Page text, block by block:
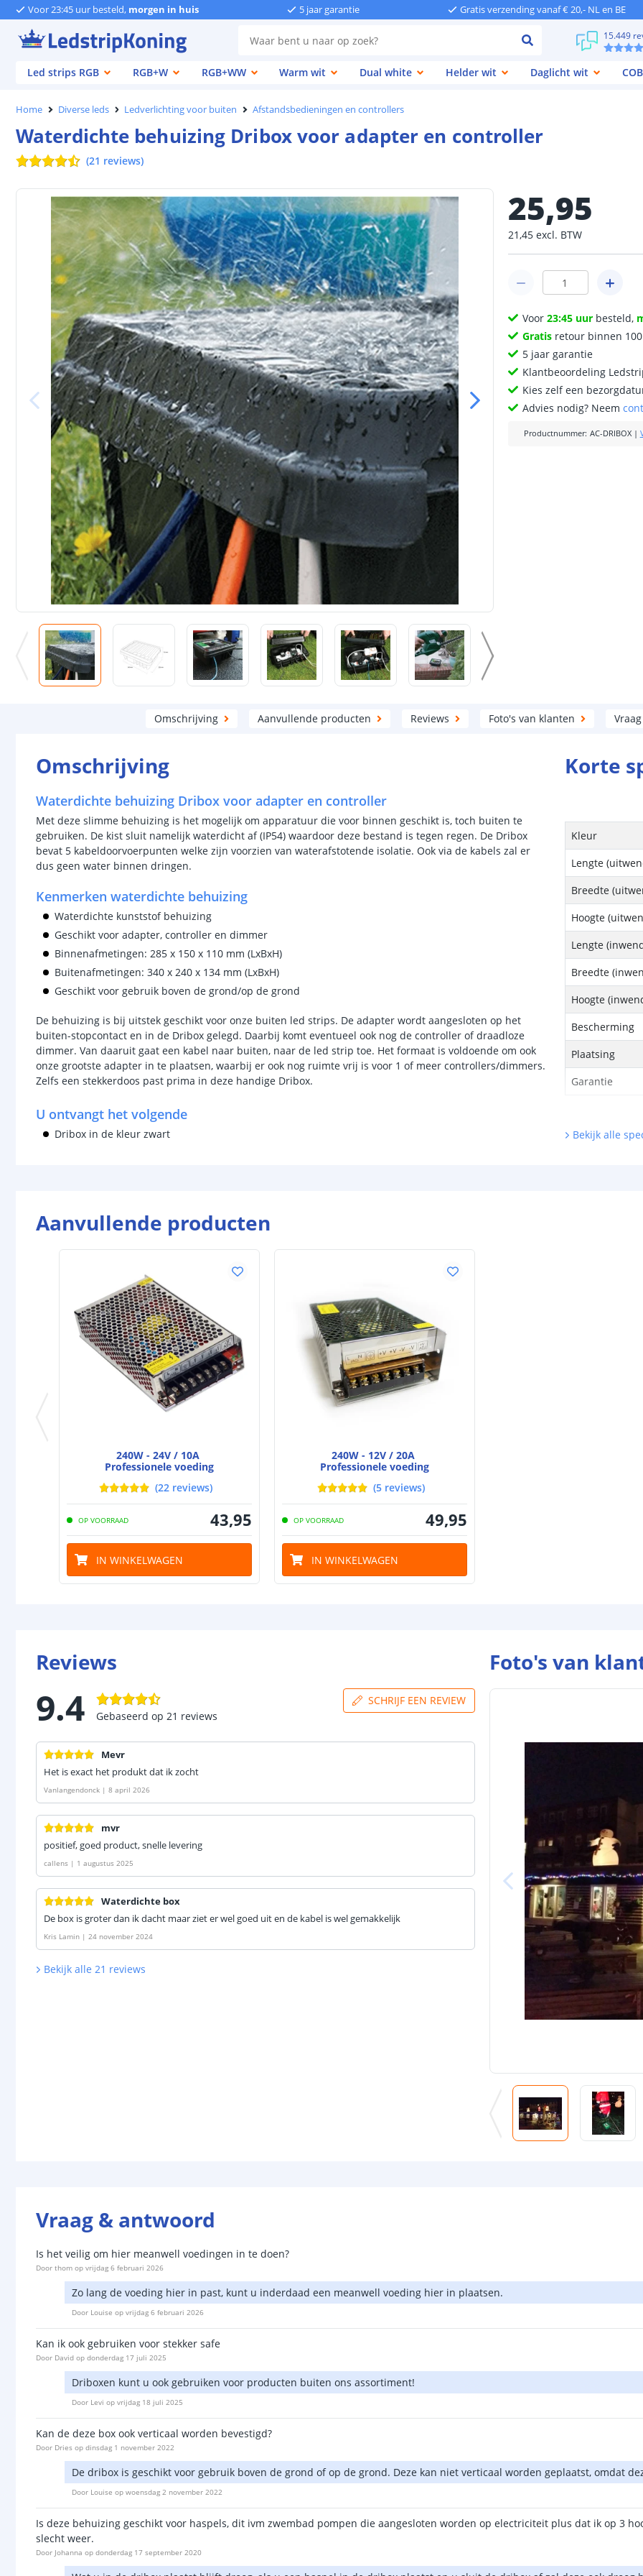
Voor 23:45 uur besteld, morgen in huis 5 jaar garantie Gratis verzending vanaf € 20,- NL en BE
15.449
Led strips RGB RGB+W RGB+WW Warm wit Dual white Helder wit Daglicht wit COB
Home Diverse leds Ledverlichting voor buiten Afstandsbedieningen en controllers
Waterdichte behuizing Dribox voor adapter en controller
(21 reviews)
25,95
21,45 excl. BTW
Voor23:45 uur besteld,
Gratis retour binnen
5 jaar garantie
Klantbeoordeling
Kies zelf een
Advies nodig? Neem
Productnummer: AC-DRIBOX|
Omschrijving Aanvullende producten Reviews Foto's van klanten
Omschrijving
Waterdichte behuizing Dribox voor adapter en controller
Met deze slimme behuizing is het mogelijk om apparatuur die voor binnen geschikt is, toch buiten te
gebruiken. De kist sluit namelijk waterdicht af (IP54) waardoor deze bestand is tegen regen. De Dribox
bevat 5 kabeldoorvoerpunten welke zijn voorzien van waterafstotende isolatie. Ook via de kabels zal er
dus geen water binnen dringen.
Kenmerken waterdichte behuizing
Waterdichte kunststof behuizing
Geschikt voor adapter, controller en dimmer
Binnenafmetingen: 285 x 150 x 110 mm (LxBxH)
Buitenafmetingen: 340 x 240 x 134 mm (LxBxH)
Geschikt voor gebruik boven de grond/op de grond
De behuizing is bij uitstek geschikt voor onze buiten led strips. De adapter wordt aangesloten op het
buiten-stopcontact en in de Dribox gelegd. Daarbij komt eventueel ook nog de controller of draadloze
dimmer. Van daaruit gaat een kabel naar buiten, naar de led strip toe. Het formaat is voldoende om ook
onze grootste adapter in te plaatsen, waarbij er ook nog ruimte vrij is voor 1 of meer controllers/dimmers.
Zelfs een stekkerdoos past prima in deze handige Dribox.
U ontvangt het volgende
Dribox in de kleur zwart
Korte
Kleur
Lengte
Breedte
Hoogte
Lengte
Breedte
Hoogte
Bescherming
Plaatsing
Garantie
Bekijk alle
Aanvullende producten
240W - 24V / 10A
Professionele voeding
(22 reviews)
OP VOORRAAD 43,95
IN WINKELWAGEN
240W - 12V / 20A
Professionele voeding
(5 reviews)
OP VOORRAAD 49,95
IN WINKELWAGEN
Reviews
9.4 Gebaseerd op 21 reviews
SCHRIJF EEN REVIEW
Mevr
Het is exact het produkt dat ik zocht
Vanlangendonck | 8 april 2026
mvr
positief, goed product, snelle levering
callens | 1 augustus 2025
Waterdichte box
De box is groter dan ik dacht maar ziet er wel goed uit en de kabel is wel gemakkelijk
Kris Lamin | 24 november 2024
Bekijk alle 21 reviews
Foto's van
Vraag & antwoord
Is het veilig om hier meanwell voedingen in te doen?
Door thom op vrijdag 6 februari 2026
Zo lang de voeding hier in past, kunt u inderdaad een meanwell voeding hier in plaatsen.
Door Louise op vrijdag 6 februari 2026
Kan ik ook gebruiken voor stekker safe
Door David op donderdag 17 juli 2025
Driboxen kunt u ook gebruiken voor producten buiten ons assortiment!
Door Levi op vrijdag 18 juli 2025
Kan de deze box ook verticaal worden bevestigd?
Door Dries op dinsdag 1 november 2022
De dribox is geschikt voor gebruik boven de grond of op de grond. Deze kan niet verticaal worden geplaatst, omdat
Door Louise op woensdag 2 november 2022
Is deze behuizing geschikt voor haspels, dit ivm zwembad pompen die aangesloten worden op electriciteit plus dat ik op 3
slecht weer.
Door Johanna op donderdag 17 september 2020